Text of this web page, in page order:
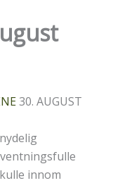
30. AUGUST
innom